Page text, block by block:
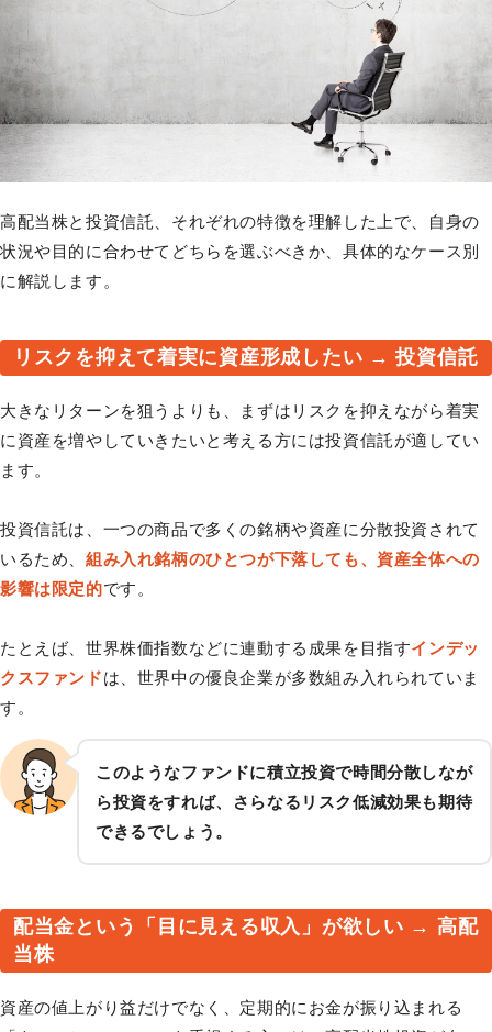
高配当株と投資信託、それぞれの特徴を理解した上で、自身の
状況や目的に合わせてどちらを選ぶべきか、具体的なケース別
に解説します。
リスクを抑えて着実に資産形成したい → 投資信託
大きなリターンを狙うよりも、まずはリスクを抑えながら着実
に資産を増やしていきたいと考える方には投資信託が適してい
ます。
投資信託は、一つの商品で多くの銘柄や資産に分散投資されて
いるため、 組み入れ銘柄のひとつが下落しても、資産全体への
影響は限定的です。
たとえば、世界株価指数などに連動する成果を目指すインデッ
クスファンドは、世界中の優良企業が多数組み入れられていま
す。
このようなファンドに積立投資で時間分散しなが
ら投資をすれば、さらなるリスク低減効果も期待
できるでしょう。
配当金という「目に見える収入」が欲しい → 高配
当株
資産の値上がり益だけでなく、定期的にお金が振り込まれる